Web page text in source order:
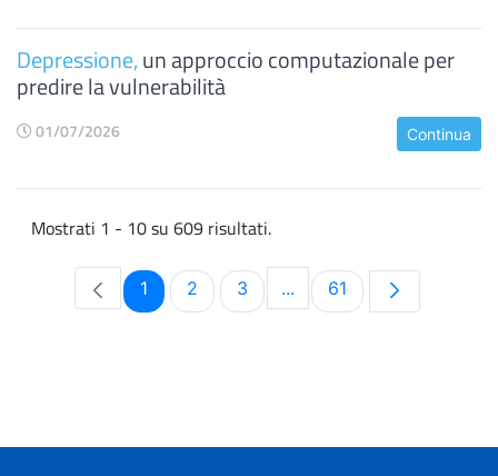
Depressione,un approccio computazionale per
predire la vulnerabilità
01/07/2026 Continua
Mostrati 1 - 10 su 609 risultati.
Pagina
1 Pagina
2 Pagina
3 ...Pagine intermedie Use
Pagina
61